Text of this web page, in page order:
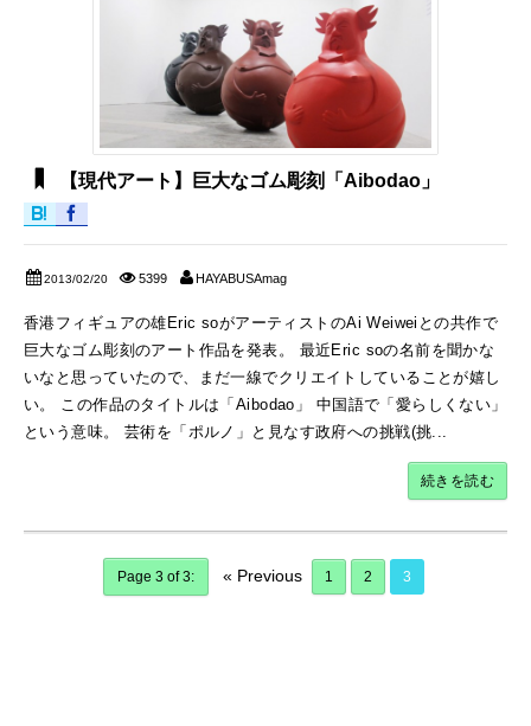
【現代アート】巨大なゴム彫刻「Aibodao」
2013/02/20 5399 HAYABUSAmag
香港フィギュアの雄Eric soがアーティストのAi Weiweiとの共作で
巨大なゴム彫刻のアート作品を発表。 最近Eric soの名前を聞かな
いなと思っていたので、まだ一線でクリエイトしていることが嬉し
い。 この作品のタイトルは「Aibodao」 中国語で「愛らしくない」
という意味。 芸術を「ポルノ」と見なす政府への挑戦(挑...
続きを読む
Page 3 of 3: « Previous 1 2 3